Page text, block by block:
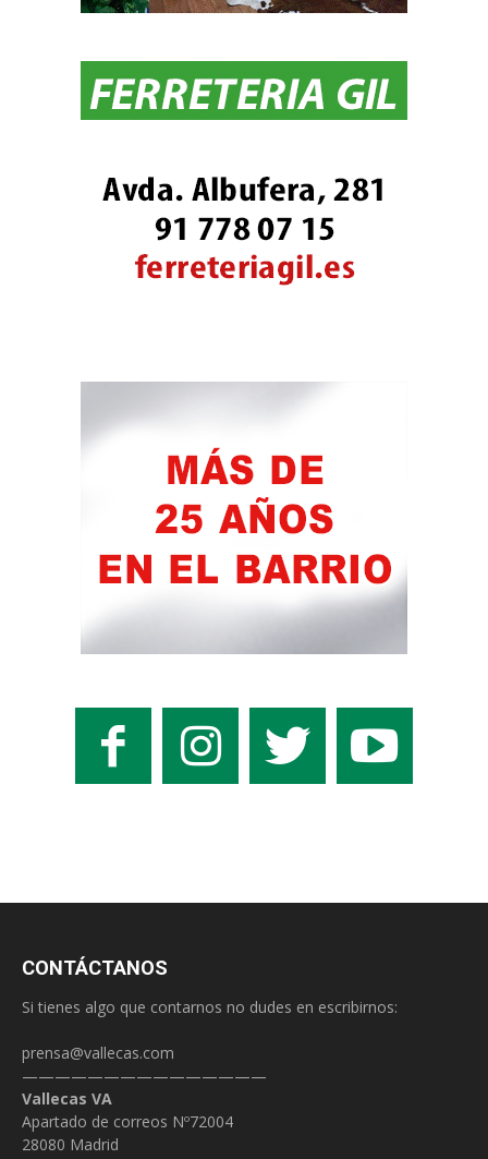
CONTÁCTANOS
Si tienes algo que contarnos no dudes en escribirnos:
prensa@vallecas.com
———————————————
Vallecas VA
Apartado de correos Nº72004
28080 Madrid